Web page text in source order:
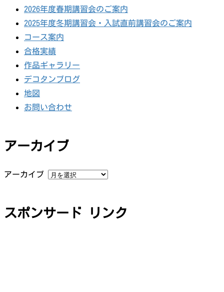
2026年度春期講習会のご案内
2025年度冬期講習会・入試直前講習会のご案内
コース案内
合格実績
作品ギャラリー
デコタンブログ
地図
お問い合わせ
アーカイブ
アーカイブ
スポンサード リンク